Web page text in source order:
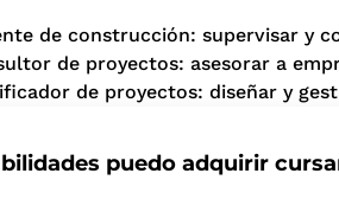
de construcción: supervisar y
de proyectos: asesorar a
de proyectos: diseñar y
puedo adquirir